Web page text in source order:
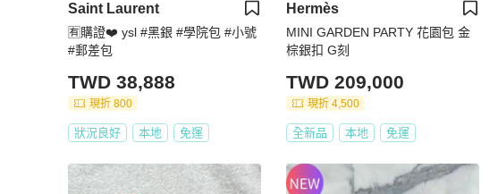
Saint Laurent
🈶️購證❤️ ysl #黑銀 #學院包 #小號
#郵差包
TWD 38,888
現折 800
狀況良好 本地 免運
Hermès
MINI GARDEN PARTY 花園包 金
棕銀扣 G刻
TWD 209,000
現折 4,500
全新品 本地 免運